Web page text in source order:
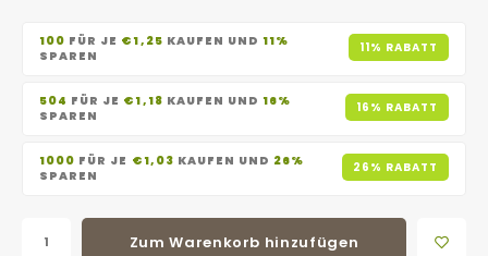
100 FÜR JE €1,25 KAUFEN UND 11%
SPAREN
11% RABATT
504 FÜR JE €1,18 KAUFEN UND 16%
SPAREN
16% RABATT
1000 FÜR JE €1,03 KAUFEN UND 26%
SPAREN
26% RABATT
Zum Warenkorb hinzufügen